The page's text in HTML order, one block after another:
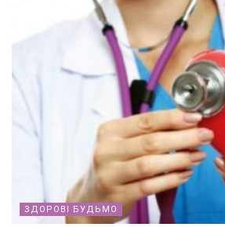
ЗДОРОВІ БУДЬМО